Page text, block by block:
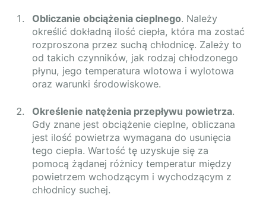
Obliczanie obciążenia cieplnego. Należy
określić dokładną ilość ciepła, która ma zostać
rozproszona przez suchą chłodnicę. Zależy to
od takich czynników, jak rodzaj chłodzonego
płynu, jego temperatura wlotowa i wylotowa
oraz warunki środowiskowe.
Określenie natężenia przepływu powietrza.
Gdy znane jest obciążenie cieplne, obliczana
jest ilość powietrza wymagana do usunięcia
tego ciepła. Wartość tę uzyskuje się za
pomocą żądanej różnicy temperatur między
powietrzem wchodzącym i wychodzącym z
chłodnicy suchej.